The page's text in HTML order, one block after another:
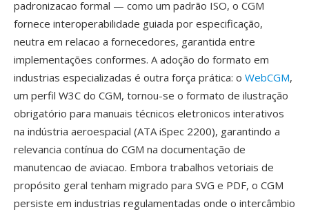
padronizacao formal — como um padrão ISO, o CGM
fornece interoperabilidade guiada por especificação,
neutra em relacao a fornecedores, garantida entre
implementações conformes. A adoção do formato em
industrias especializadas é outra força prática: o WebCGM,
um perfil W3C do CGM, tornou-se o formato de ilustração
obrigatório para manuais técnicos eletronicos interativos
na indústria aeroespacial (ATA iSpec 2200), garantindo a
relevancia contínua do CGM na documentação de
manutencao de aviacao. Embora trabalhos vetoriais de
propósito geral tenham migrado para SVG e PDF, o CGM
persiste em industrias regulamentadas onde o intercâmbio